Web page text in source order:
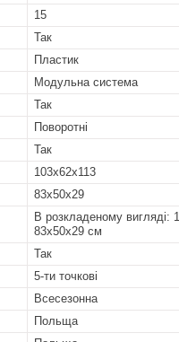
15
Так
Пластик
Модульна система
Так
Поворотні
Так
103х62х113
83х50х29
В розкладеному вигляді:
83х50х29 см
Так
5-ти точкові
Всесезонна
Польща